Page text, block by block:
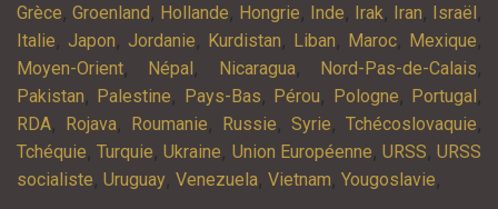
Grèce, Groenland , Hollande, Hongrie, Inde, Irak, Iran, Israël ,
Italie, Japon, Jordanie, Kurdistan, Liban, Maroc, Mexique,
Moyen-Orient, Népal , Nicaragua, Nord-Pas-de-Calais,
Pakistan, Palestine, Pays-Bas, Pérou, Pologne, Portugal ,
RDA, Rojava, Roumanie, Russie, Syrie, Tchécoslovaquie,
Tchéquie,Turquie,Ukraine, Union Européenne, URSS,URSS
socialiste, Uruguay, Venezuela, Vietnam, Yougoslavie,